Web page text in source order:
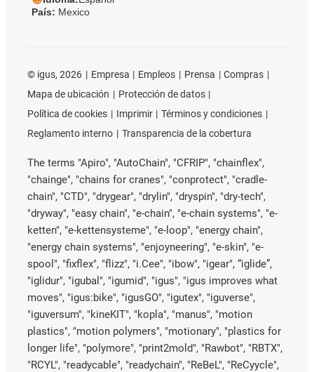
País: Mexico
© igus, 2026 Empresa Empleos Prensa
Compras
Mapa de ubicación
Protección de datos
Política de cookies
Imprimir
Términos y condiciones
Reglamento interno
Transparencia de la cobertura
The terms "Apiro", "AutoChain", "CFRIP", "chainflex",
"chainge", "chains for cranes", "conprotect", "cradle-
chain", "CTD", "drygear", "drylin", "dryspin", "dry-tech",
"dryway", "easy chain", "e-chain", "e-chain systems", "e-
ketten", "e-kettensysteme", "e-loop", "energy chain",
"energy chain systems", "enjoyneering", "e-skin", "e-
spool", "fixflex", "flizz", "i.Cee", "ibow", "igear", “iglide”,
"iglidur", "igubal", "igumid", "igus", "igus improves what
moves", "igus:bike", "igusGO", "igutex", "iguverse",
"iguversum", "kineKIT", "kopla", "manus", "motion
plastics", "motion polymers", "motionary", "plastics for
longer life", "polymore", "print2mold", "Rawbot", "RBTX",
"RCYL", "readycable", "readychain", "ReBeL", "ReCyycle",